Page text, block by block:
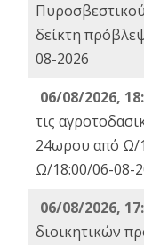
δείκτη
08-2026
06/08/2026,
τις
24ωρου από Ω/
Ω/18:00/06-08-
06/08/2026,
διοικητικών